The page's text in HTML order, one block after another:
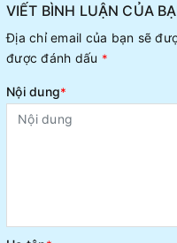
VIẾT BÌNH LUẬN CỦA
Địa chỉ email của bạn sẽ
được đánh dấu *
Nội dung*